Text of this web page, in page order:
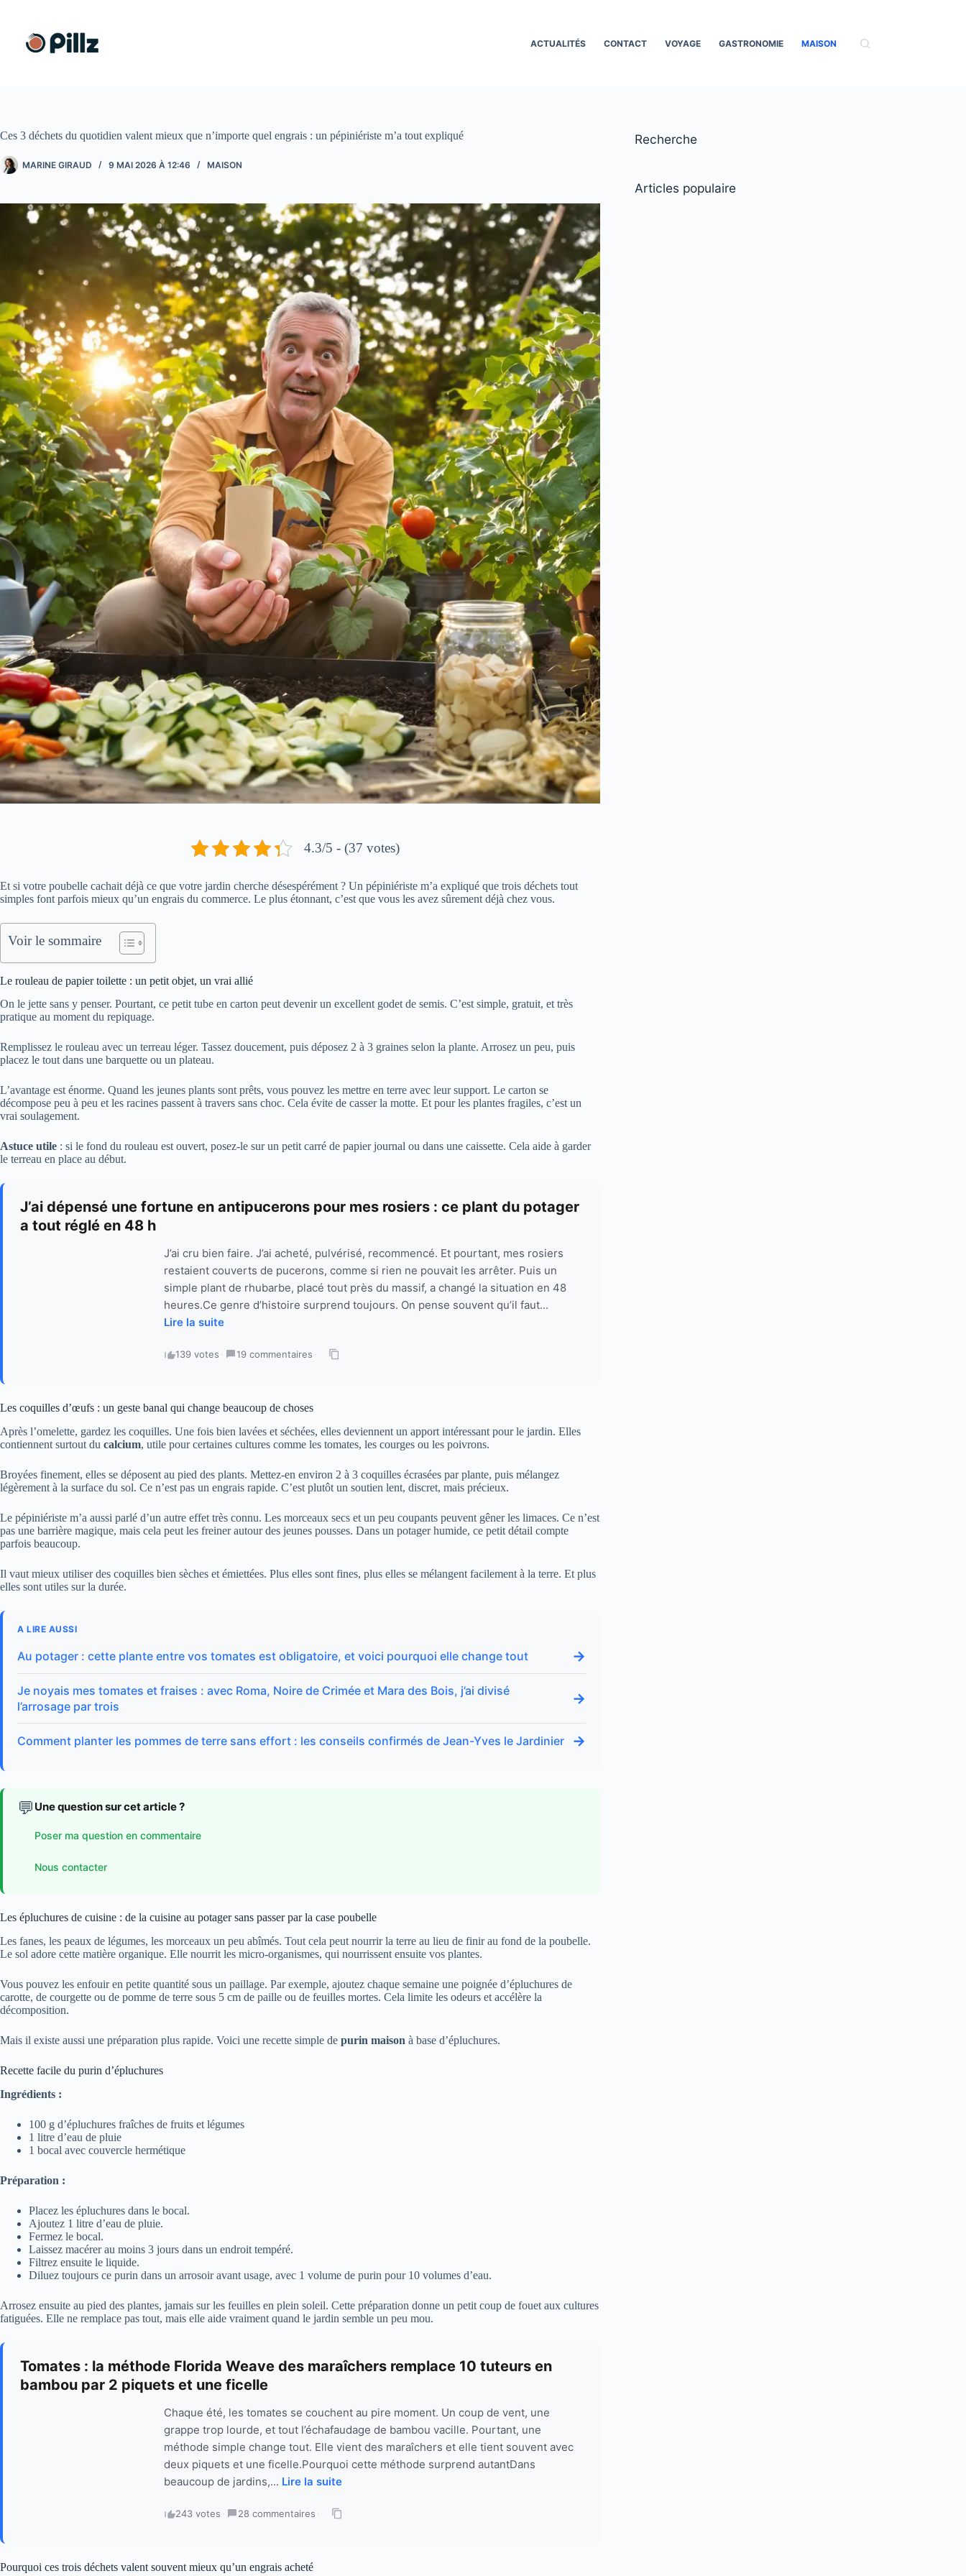
contenu
ACTUALITÉS CONTACT VOYAGE GASTRONOMIE MAISON
Ces 3 déchets du quotidien valent mieux que n’importe quel engrais : un pépiniériste m’a tout expliqué
MARINE GIRAUD 9 MAI 2026 À 12:46 MAISON
4.3/5 - (37 votes)
Et si votre poubelle cachait déjà ce que votre jardin cherche désespérément ? Un pépiniériste m’a expliqué que trois déchets tout
simples font parfois mieux qu’un engrais du commerce. Le plus étonnant, c’est que vous les avez sûrement déjà chez vous.
Voir le sommaire
Le rouleau de papier toilette : un petit objet, un vrai allié
On le jette sans y penser. Pourtant, ce petit tube en carton peut devenir un excellent godet de semis. C’est simple, gratuit, et très
pratique au moment du repiquage.
Remplissez le rouleau avec un terreau léger. Tassez doucement, puis déposez 2 à 3 graines selon la plante. Arrosez un peu, puis
placez le tout dans une barquette ou un plateau.
L’avantage est énorme. Quand les jeunes plants sont prêts, vous pouvez les mettre en terre avec leur support. Le carton se
décompose peu à peu et les racines passent à travers sans choc. Cela évite de casser la motte. Et pour les plantes fragiles, c’est un
vrai soulagement.
Astuce utile : si le fond du rouleau est ouvert, posez-le sur un petit carré de papier journal ou dans une caissette. Cela aide à garder
le terreau en place au début.
J’ai dépensé une fortune en antipucerons pour mes rosiers : ce plant du potager
a tout réglé en 48 h
J’ai cru bien faire. J’ai acheté, pulvérisé, recommencé. Et pourtant, mes rosiers
restaient couverts de pucerons, comme si rien ne pouvait les arrêter. Puis un
simple plant de rhubarbe, placé tout près du massif, a changé la situation en 48
heures.Ce genre d’histoire surprend toujours. On pense souvent qu’il faut...
Lire la suite
139 votes · 19 commentaires ·
Les coquilles d’œufs : un geste banal qui change beaucoup de choses
Après l’omelette, gardez les coquilles. Une fois bien lavées et séchées, elles deviennent un apport intéressant pour le jardin. Elles
contiennent surtout du calcium, utile pour certaines cultures comme les tomates, les courges ou les poivrons.
Broyées finement, elles se déposent au pied des plants. Mettez-en environ 2 à 3 coquilles écrasées par plante, puis mélangez
légèrement à la surface du sol. Ce n’est pas un engrais rapide. C’est plutôt un soutien lent, discret, mais précieux.
Le pépiniériste m’a aussi parlé d’un autre effet très connu. Les morceaux secs et un peu coupants peuvent gêner les limaces. Ce n’est
pas une barrière magique, mais cela peut les freiner autour des jeunes pousses. Dans un potager humide, ce petit détail compte
parfois beaucoup.
Il vaut mieux utiliser des coquilles bien sèches et émiettées. Plus elles sont fines, plus elles se mélangent facilement à la terre. Et plus
elles sont utiles sur la durée.
A LIRE AUSSI
Au potager : cette plante entre vos tomates est obligatoire, et voici pourquoi elle change tout →
Je noyais mes tomates et fraises : avec Roma, Noire de Crimée et Mara des Bois, j’ai divisé
l’arrosage par trois
→
Comment planter les pommes de terre sans effort : les conseils confirmés de Jean-Yves le Jardinier →
💬 Une question sur cet article ?
Poser ma question en commentaire
Nous contacter
Les épluchures de cuisine : de la cuisine au potager sans passer par la case poubelle
Les fanes, les peaux de légumes, les morceaux un peu abîmés. Tout cela peut nourrir la terre au lieu de finir au fond de la poubelle.
Le sol adore cette matière organique. Elle nourrit les micro-organismes, qui nourrissent ensuite vos plantes.
Vous pouvez les enfouir en petite quantité sous un paillage. Par exemple, ajoutez chaque semaine une poignée d’épluchures de
carotte, de courgette ou de pomme de terre sous 5 cm de paille ou de feuilles mortes. Cela limite les odeurs et accélère la
décomposition.
Mais il existe aussi une préparation plus rapide. Voici une recette simple de purin maison à base d’épluchures.
Recette facile du purin d’épluchures
Ingrédients :
100 g d’épluchures fraîches de fruits et légumes
1 litre d’eau de pluie
1 bocal avec couvercle hermétique
Préparation :
Placez les épluchures dans le bocal.
Ajoutez 1 litre d’eau de pluie.
Fermez le bocal.
Laissez macérer au moins 3 jours dans un endroit tempéré.
Filtrez ensuite le liquide.
Diluez toujours ce purin dans un arrosoir avant usage, avec 1 volume de purin pour 10 volumes d’eau.
Arrosez ensuite au pied des plantes, jamais sur les feuilles en plein soleil. Cette préparation donne un petit coup de fouet aux cultures
fatiguées. Elle ne remplace pas tout, mais elle aide vraiment quand le jardin semble un peu mou.
Tomates : la méthode Florida Weave des maraîchers remplace 10 tuteurs en
bambou par 2 piquets et une ficelle
Chaque été, les tomates se couchent au pire moment. Un coup de vent, une
grappe trop lourde, et tout l’échafaudage de bambou vacille. Pourtant, une
méthode simple change tout. Elle vient des maraîchers et elle tient souvent avec
deux piquets et une ficelle.Pourquoi cette méthode surprend autantDans
beaucoup de jardins,... Lire la suite
243 votes · 28 commentaires ·
Pourquoi ces trois déchets valent souvent mieux qu’un engrais acheté
Recherche
Articles populaire